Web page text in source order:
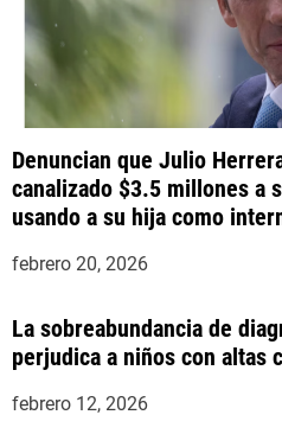
Denuncian que Julio
canalizado $3.5 millones a
usando a su hija como
febrero 20, 2026
La sobreabundancia de
perjudica a niños con altas
febrero 12, 2026